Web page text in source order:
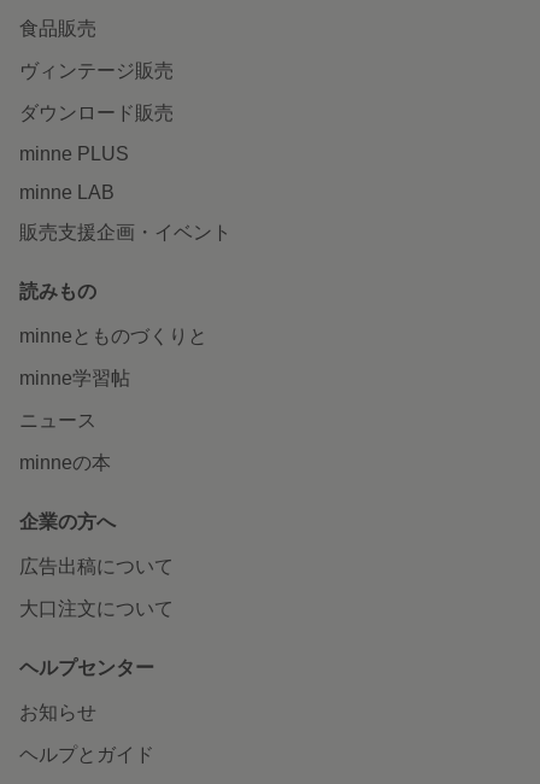
食品販売
ヴィンテージ販売
ダウンロード販売
minne PLUS
minne LAB
販売支援企画・イベント
読みもの
minneとものづくりと
minne学習帖
ニュース
minneの本
企業の方へ
広告出稿について
大口注文について
ヘルプセンター
お知らせ
ヘルプとガイド